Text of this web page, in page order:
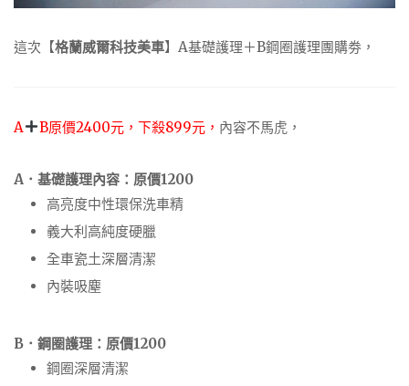
這次【格蘭威爾科技美車】A基礎護理＋B鋼圈護理團購劵，
A B原價2400元，下殺899元， 內容不馬虎，
A．基礎護理內容：原價1200
高亮度中性環保洗車精
義大利高純度硬臘
全車瓷土深層清潔
內裝吸塵
B．鋼圈護理：原價1200
鋼圈深層清潔